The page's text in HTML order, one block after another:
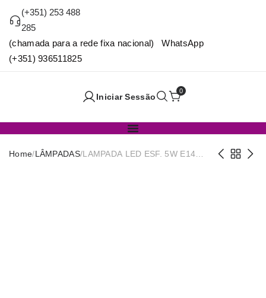
(+351) 253 488
285
(chamada para a rede fixa nacional) WhatsApp
(+351) 936511825
Iniciar Sessão
0
Home/LÂMPADAS/LAMPADA LED ESF. 5W E14